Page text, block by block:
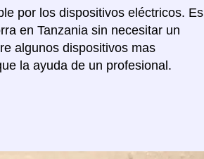
por los dispositivos eléctricos. Es
en Tanzania sin necesitar un
algunos dispositivos mas
la ayuda de un profesional.